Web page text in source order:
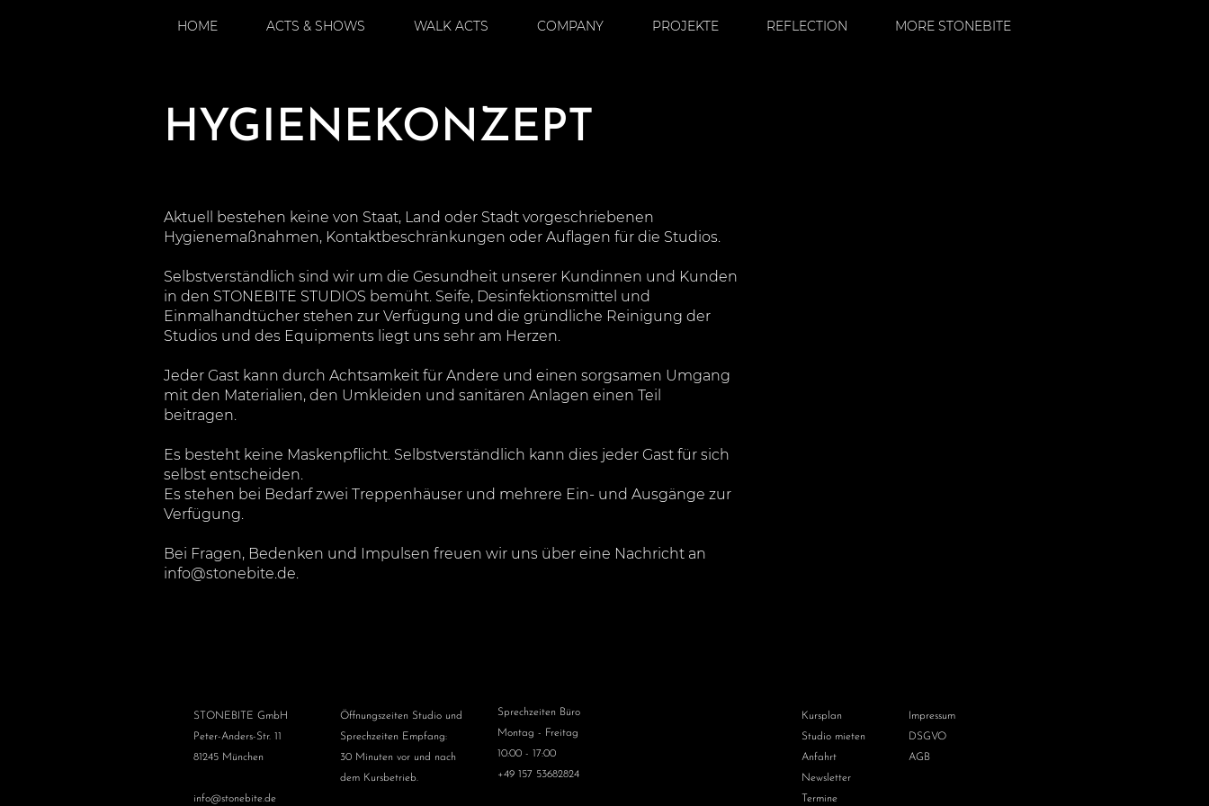
HOME ACTS & SHOWS WALK ACTS COMPANY PROJEKTE REFLECTION MORE STONEBITE
HYGIENEKONZEPT
Aktuell bestehen ​keine von Staat, Land oder Stadt vorgeschriebenen
Hygienemaßnahmen, Kontaktbeschränkungen oder Auflagen für die Studios.
Selbstverständlich sind wir um die Gesundheit unserer Kundinnen und Kunden
in den STONEBITE STUDIOS bemüht. Seife, Desinfektionsmittel und
Einmalhandtücher stehen zur Verfügung und die gründliche Reinigung der
Studios und des Equipments liegt uns sehr am Herzen.
Jeder Gast kann durch Achtsamkeit für Andere und einen sorgsamen Umgang
mit den Materialien, den Umkleiden und sanitären Anlagen einen Teil
beitragen.
Es besteht keine Maskenpflicht. Selbstverständlich kann dies jeder Gast für sich
selbst entscheiden.
Es stehen bei Bedarf zwei Treppenhäuser und mehrere Ein- und Ausgänge zur
Verfügung.
Bei Fragen, Bedenken und Impulsen freuen wir uns über eine Nachricht an
info@stonebite.de.
STONEBITE GmbH
Peter-Anders-Str. 11
81245 München
info@stonebite.de
Öffnungszeiten Studio und
Sprechzeiten Empfang:
30 Minuten vor und nach
dem Kursbetrieb.
Sprechzeiten Büro
Montag - Freitag
10:00 - 17:00
+49 157 53682824
Kursplan
Studio mieten
Anfahrt
Newsletter
Termine
Impressum
DSGVO
AGB